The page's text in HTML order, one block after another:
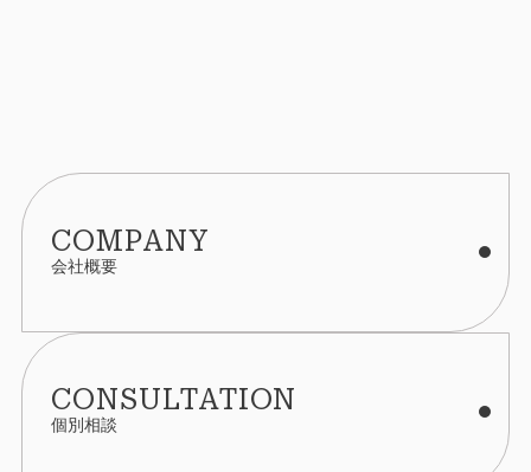
COMPANY
会社概要
CONSULTATION
個別相談